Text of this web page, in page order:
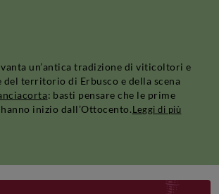
un’antica tradizione di viticoltori e
del territorio di Erbusco e della scena
: basti pensare che le prime
inizio dall’Ottocento.Leggi di più